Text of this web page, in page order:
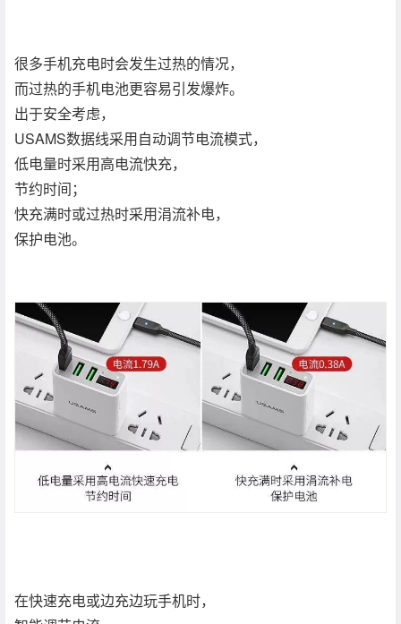
很多手机充电时会发生过热的情况，
而过热的手机电池更容易引发爆炸。
出于安全考虑，
USAMS数据线采用自动调节电流模式，
低电量时采用高电流快充，
节约时间；
快充满时或过热时采用涓流补电，
保护电池。
在快速充电或边充边玩手机时，